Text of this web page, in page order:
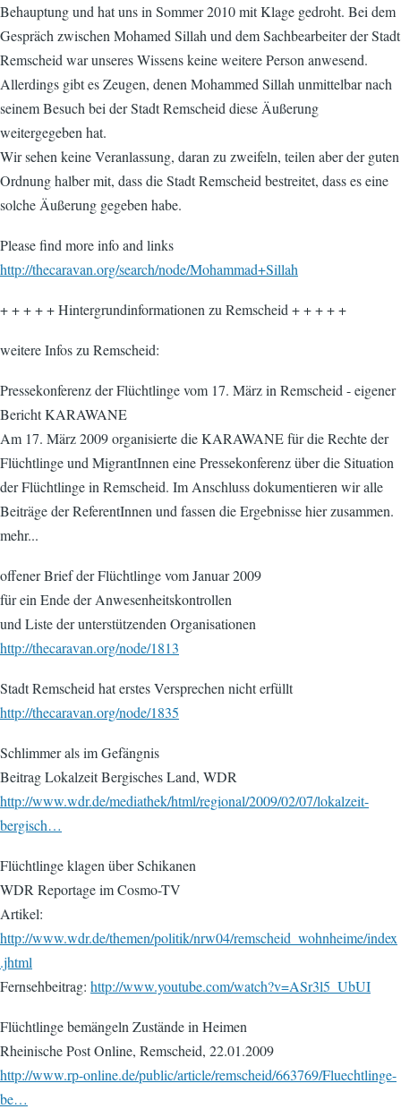
Behauptung und hat uns in Sommer 2010 mit Klage gedroht. Bei dem
Gespräch zwischen Mohamed Sillah und dem Sachbearbeiter der Stadt
Remscheid war unseres Wissens keine weitere Person anwesend.
Allerdings gibt es Zeugen, denen Mohammed Sillah unmittelbar nach
seinem Besuch bei der Stadt Remscheid diese Äußerung
weitergegeben hat.
Wir sehen keine Veranlassung, daran zu zweifeln, teilen aber der guten
Ordnung halber mit, dass die Stadt Remscheid bestreitet, dass es eine
solche Äußerung gegeben habe.
Please find more info and links
http://thecaravan.org/search/node/Mohammad+Sillah
+ + + + + Hintergrundinformationen zu Remscheid + + + + +
weitere Infos zu Remscheid:
Pressekonferenz der Flüchtlinge vom 17. März in Remscheid - eigener
Bericht KARAWANE
Am 17. März 2009 organisierte die KARAWANE für die Rechte der
Flüchtlinge und MigrantInnen eine Pressekonferenz über die Situation
der Flüchtlinge in Remscheid. Im Anschluss dokumentieren wir alle
Beiträge der ReferentInnen und fassen die Ergebnisse hier zusammen.
mehr...
offener Brief der Flüchtlinge vom Januar 2009
für ein Ende der Anwesenheitskontrollen
und Liste der unterstützenden Organisationen
http://thecaravan.org/node/1813
Stadt Remscheid hat erstes Versprechen nicht erfüllt
http://thecaravan.org/node/1835
Schlimmer als im Gefängnis
Beitrag Lokalzeit Bergisches Land, WDR
http://www.wdr.de/mediathek/html/regional/2009/02/07/lokalzeit-
bergisch…
Flüchtlinge klagen über Schikanen
WDR Reportage im Cosmo-TV
Artikel:
http://www.wdr.de/themen/politik/nrw04/remscheid_wohnheime/index
.jhtml
Fernsehbeitrag: http://www.youtube.com/watch?v=ASr3l5_UbUI
Flüchtlinge bemängeln Zustände in Heimen
Rheinische Post Online, Remscheid, 22.01.2009
http://www.rp-online.de/public/article/remscheid/663769/Fluechtlinge-
be…